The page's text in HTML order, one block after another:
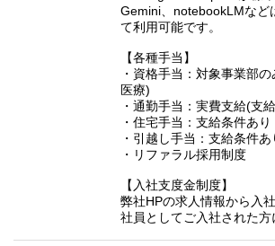
Gemini、notebookLMなど
て利用可能です。
【各種手当】
・資格手当：対象事業部
医療)
・通勤手当：実費支給(支
・住宅手当：支給条件あり
・引越し手当：支給条件あ
・リファラル採用制度
【入社支度金制度】
弊社HPの求人情報から入
社員としてご入社された